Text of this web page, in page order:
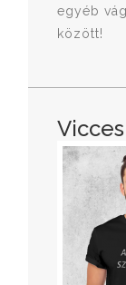
egyéb
között!